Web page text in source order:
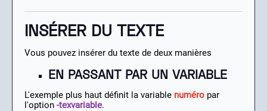
INSÉRER DU TEXTE
Vous pouvez insérer du texte de deux manières
EN PASSANT PAR UN VARIABLE
L'exemple plus haut définit la variable numéro par
l'option -texvariable.